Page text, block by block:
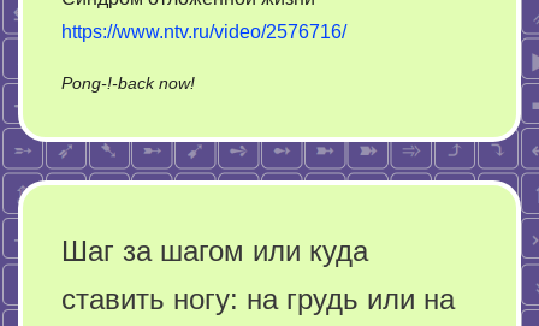
https://www.ntv.ru/video/2576716/
Pong-!-back now!on
отложенной
жизни
Шаг за шагом или куда
ставить ногу: на грудь или на